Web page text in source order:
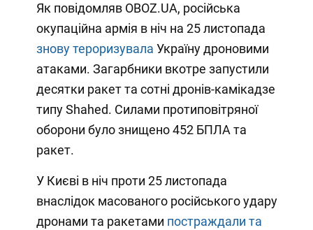
Як повідомляв OBOZ.UA, російська
окупаційна армія в ніч на 25 листопада
знову тероризувала Україну дроновими
атаками. Загарбники вкотре запустили
десятки ракет та сотні дронів-камікадзе
типу Shahed. Силами протиповітряної
оборони було знищено 452 БПЛА та
ракет.
У Києві в ніч проти 25 листопада
внаслідок масованого російського удару
дронами та ракетами постраждали та